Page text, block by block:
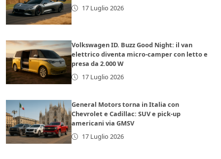
17 Luglio 2026
Volkswagen ID. Buzz Good Night: il van
elettrico diventa micro-camper con letto e
presa da 2.000 W
17 Luglio 2026
General Motors torna in Italia con
Chevrolet e Cadillac: SUV e pick-up
americani via GMSV
17 Luglio 2026